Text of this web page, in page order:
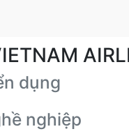
dụng
nghiệp